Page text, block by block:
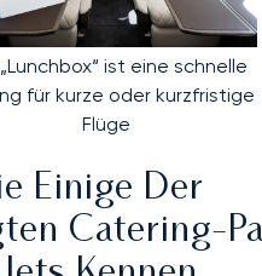
ist eine schnelle
für kurze oder kurzfristige
Flüge
Einige Der
Catering-